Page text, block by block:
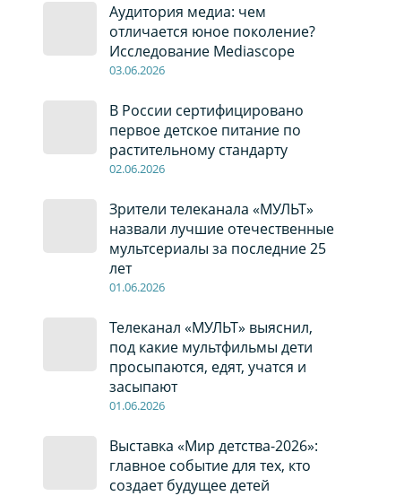
Аудитория медиа: чем
отличается юное поколение?
Исследование Mediascope
03.06.2026
В России сертифицировано
первое детское питание по
растительному стандарту
02.06.2026
Зрители телеканала «МУЛЬТ»
назвали лучшие отечественные
мультсериалы за последние 25
лет
01.06.2026
Телеканал «МУЛЬТ» выяснил,
под какие мультфильмы дети
просыпаются, едят, учатся и
засыпают
01.06.2026
Выставка «Мир детства-2026»:
главное событие для тех, кто
создает будущее детей